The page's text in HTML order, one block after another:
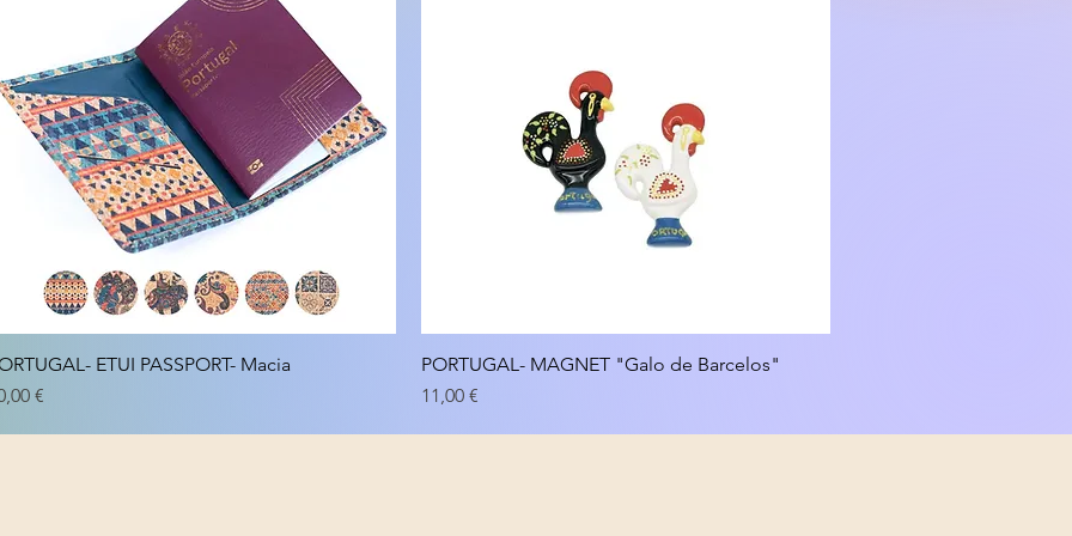
ETUI PASSPORT- Macia
€
PORTUGAL- MAGNET "Galo de Barcelos"
Prix
11,00 €